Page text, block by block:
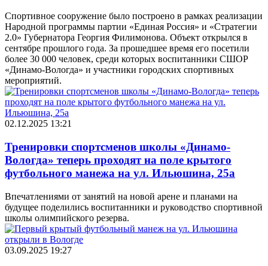
Спортивное сооружение было построено в рамках реализации
Народной программы партии «Единая Россия» и «Стратегии
2.0» Губернатора Георгия Филимонова. Объект открылся в
сентябре прошлого года. За прошедшее время его посетили
более 30 000 человек, среди которых воспитанники СШОР
«Динамо-Вологда» и участники городских спортивных
мероприятий.
02.12.2025 13:21
Тренировки спортсменов школы «Динамо-
Вологда» теперь проходят на поле крытого
футбольного манежа на ул. Ильюшина, 25а
Впечатлениями от занятий на новой арене и планами на
будущее поделились воспитанники и руководство спортивной
школы олимпийского резерва.
03.09.2025 19:27